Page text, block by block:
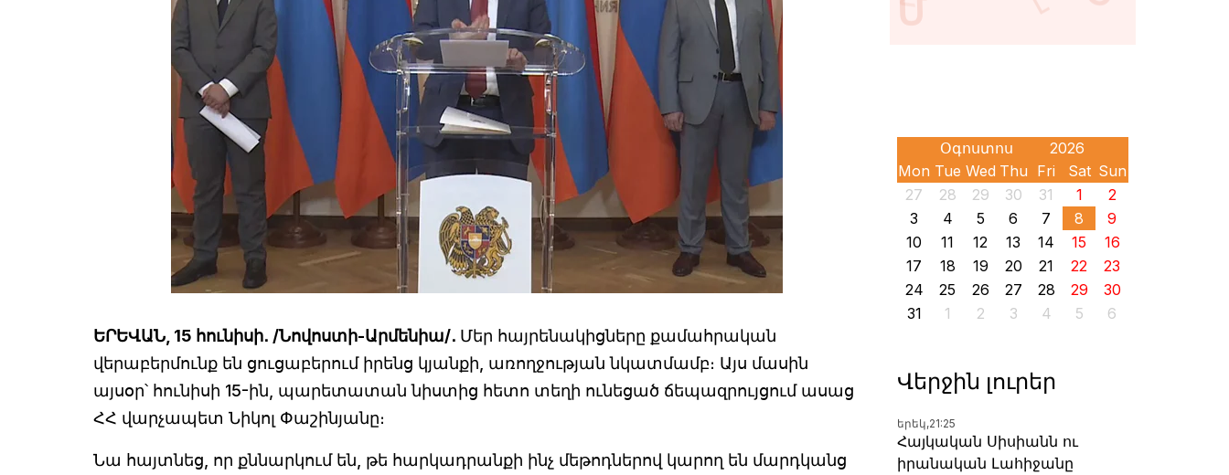
ԵՐԵՎԱՆ, 15 հունիսի․ /Նովոստի-Արմենիա/․ Մեր հայրենակիցները քամահրական
վերաբերմունք են ցուցաբերում իրենց կյանքի, առողջության նկատմամբ։ Այս մասին
այսօր՝ հունիսի 15-ին, պարետատան նիստից հետո տեղի ունեցած ճեպազրույցում ասաց
ՀՀ վարչապետ Նիկոլ Փաշինյանը։
Նա հայտնեց, որ քննարկում են, թե հարկադրանքի ինչ մեթոդներով կարող են մարդկանց
Mon Tue Wed Thu Fri Sat Sun
27
28 29 30 31 1
2
3
4 5 6 7 8
9
10
11 12 13 14 15
16
17
18 19 20 21 22
23
24
25 26 27 28 29
30
31
1 2 3 4 5 6
Վերջին լուրեր
երեկ,21:25
Հայկական Սիսիանն ու
իրանական Լահիջանը